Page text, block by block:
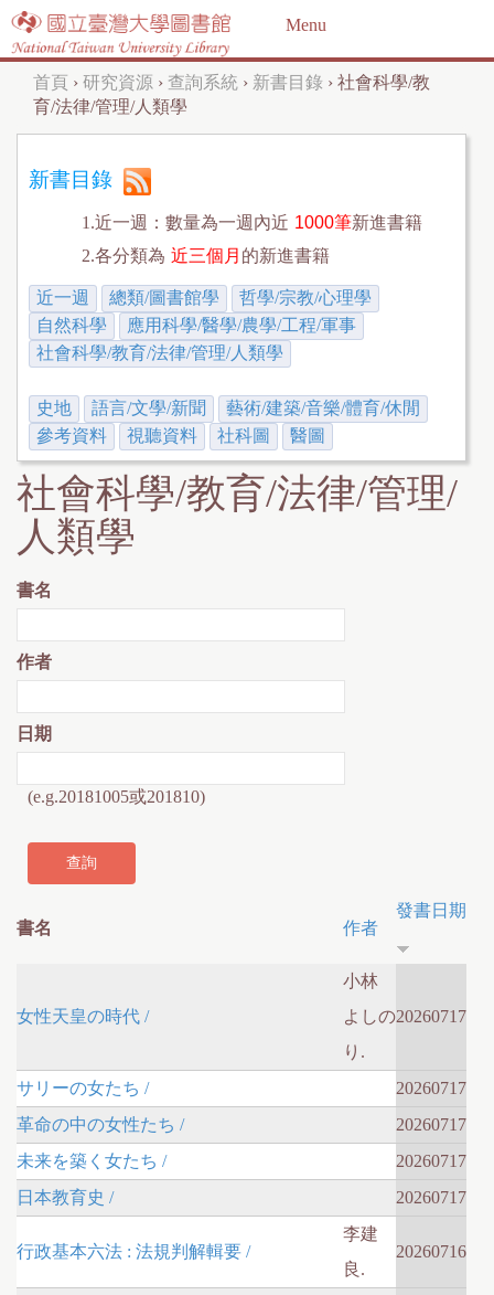
Jump to navigation
Menu
您
在
這
首頁 › 研究資源 › 查詢系統 › 新書目錄 › 社會科學/教
育/法律/管理/人類學
新書目錄
1.近一週：數量為一週內近 1000筆新進書籍
2.各分類為 近三個月 的新進書籍
近一週 總類/圖書館學
哲學/宗教/心理學
自然科學
應用科學/醫學/農學/工程/軍事
社會科學/教育/法律/管理/人類學
史地 語言/文學/新聞
藝術/建築/音樂/體育/休閒
參考資料
視聽資料 社科圖 醫圖
社會科學/教育/法律/管理/
人類學
書名
作者
日期
(e.g.20181005或201810)
書名 作者
發書日期
女性天皇の時代 /
小林
よしの
り.
20260717
サリーの女たち /
20260717
革命の中の女性たち /
20260717
未来を築く女たち /
20260717
日本教育史 /
20260717
行政基本六法 : 法規判解輯要 /
李建
良.
20260716